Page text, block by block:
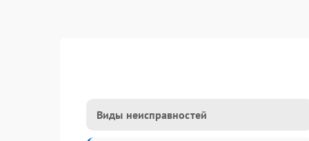
Виды неисправностей